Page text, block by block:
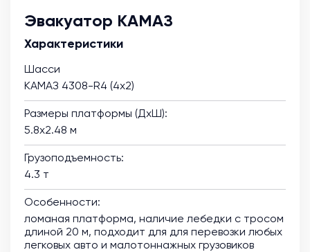
Эвакуатор КАМАЗ
Характеристики
Шасси
КАМАЗ 4308-R4 (4х2)
Размеры платформы (ДхШ):
5.8х2.48 м
Грузоподъемность:
4.3 т
Особенности:
ломаная платформа, наличие лебедки с тросом
длиной 20 м, подходит для для перевозки любых
легковых авто и малотоннажных грузовиков